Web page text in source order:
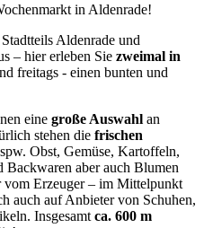
in Aldenrade!
Aldenrade und
– hier erleben Sie zweimal in
freitags - einen bunten und
eine große Auswahl an
stehen die frischen
Obst, Gemüse, Kartoffeln,
Backwaren aber auch Blumen
Erzeuger – im Mittelpunkt
auch auf Anbieter von Schuhen,
Insgesamt ca. 600 m